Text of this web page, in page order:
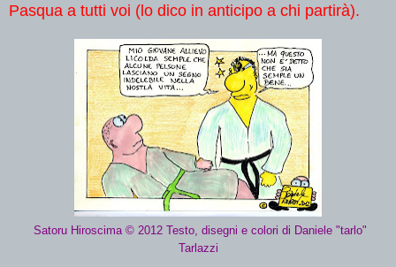
Pasqua a tutti voi (lo dico in anticipo a chi partirà).
Satoru Hiroscima © 2012 Testo, disegni e colori di Daniele "tarlo"
Tarlazzi